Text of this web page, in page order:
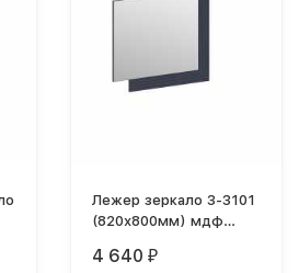
Лежер зеркало З-3101
(820х800мм) мдф
4 640 ₽